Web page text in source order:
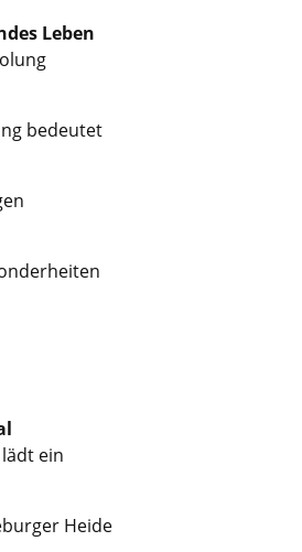
Leben
bedeutet
lädt ein
Heide